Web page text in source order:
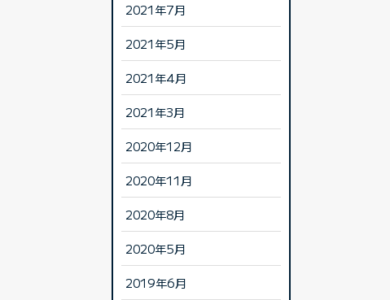
2021年7月
2021年5月
2021年4月
2021年3月
2020年12月
2020年11月
2020年8月
2020年5月
2019年6月